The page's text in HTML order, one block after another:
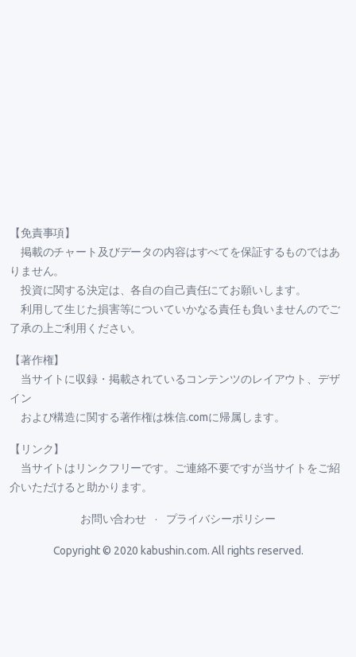
【免責事項】
掲載のチャート及びデータの内容はすべてを保証するものではあ
りません。
投資に関する決定は、各自の自己責任にてお願いします。
利用して生じた損害等についていかなる責任も負いませんのでご
了承の上ご利用ください。
【著作権】
当サイトに収録・掲載されているコンテンツのレイアウト、デザ
イン
および構造に関する著作権は株信.comに帰属します。
【リンク】
当サイトはリンクフリーです。ご連絡不要ですが当サイトをご紹
介いただけると助かります。
お問い合わせ プライバシーポリシー
Copyright © 2020 kabushin.com. All rights reserved.